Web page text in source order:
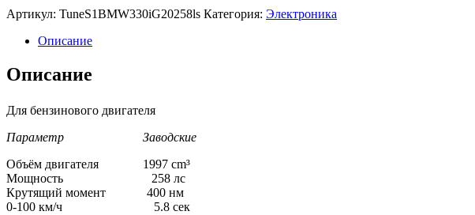
Артикул: TuneS1BMW330iG20258ls Категория: Электроника
Описание
Описание
Для бензинового двигателя
Параметр Заводские
Объём двигателя 1997 cm³
Мощность 258 лс
Крутящий момент 400 нм
0-100 км/ч 5.8 сек